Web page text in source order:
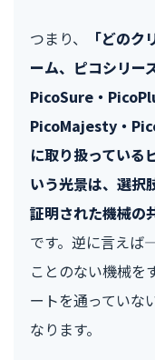
つまり、
「どの
ーム、ピコシリー
PicoSure・
PicoMajesty・
に取り扱っている
いう光景は、選択
証明された機械の
です。逆に言え
ことのない機械を
ートを通っていな
なります。